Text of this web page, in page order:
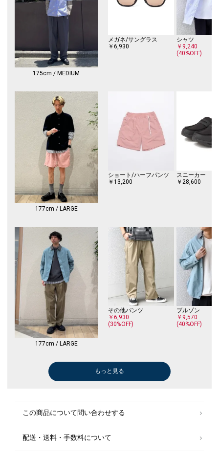
----------------------------
伸縮性：無
透け感：無
水洗い：可
※末永く愛用頂く為に、アテンションタグ・洗濯ネームを必ずご確認の
上、着用又はお取り扱いください。
※撮影環境による光の当たり具合やパソコン・スマートフォンなどの閲覧
環境によって、実際の色味と異なって見える場合があります。
商品の色味は商品単体で撮影した画像をご参照ください。
※画像の商品はサンプルです。
実際の商品と仕様、加工、サイズが若干異なる場合がございます
175cm / MEDIUM
メガネ/サングラス
￥6,930
シャツ
￥9,240
(40%OFF)
177cm / LARGE
ショート/ハーフパンツ
￥13,200
スニーカー
￥28,600
177cm / LARGE
その他パンツ
￥6,930
(30%OFF)
ブルゾン
￥9,570
(40%OFF)
ダウン/中綿ジャケット
デニムパンツ
その他パンツ
Tシャツ/カットソー
もっと見る
この商品について問い合わせする
配送・送料・手数料について